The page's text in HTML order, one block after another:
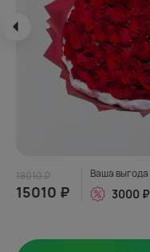
18010 ₽
15010 ₽
Ваша выгода
3000 ₽